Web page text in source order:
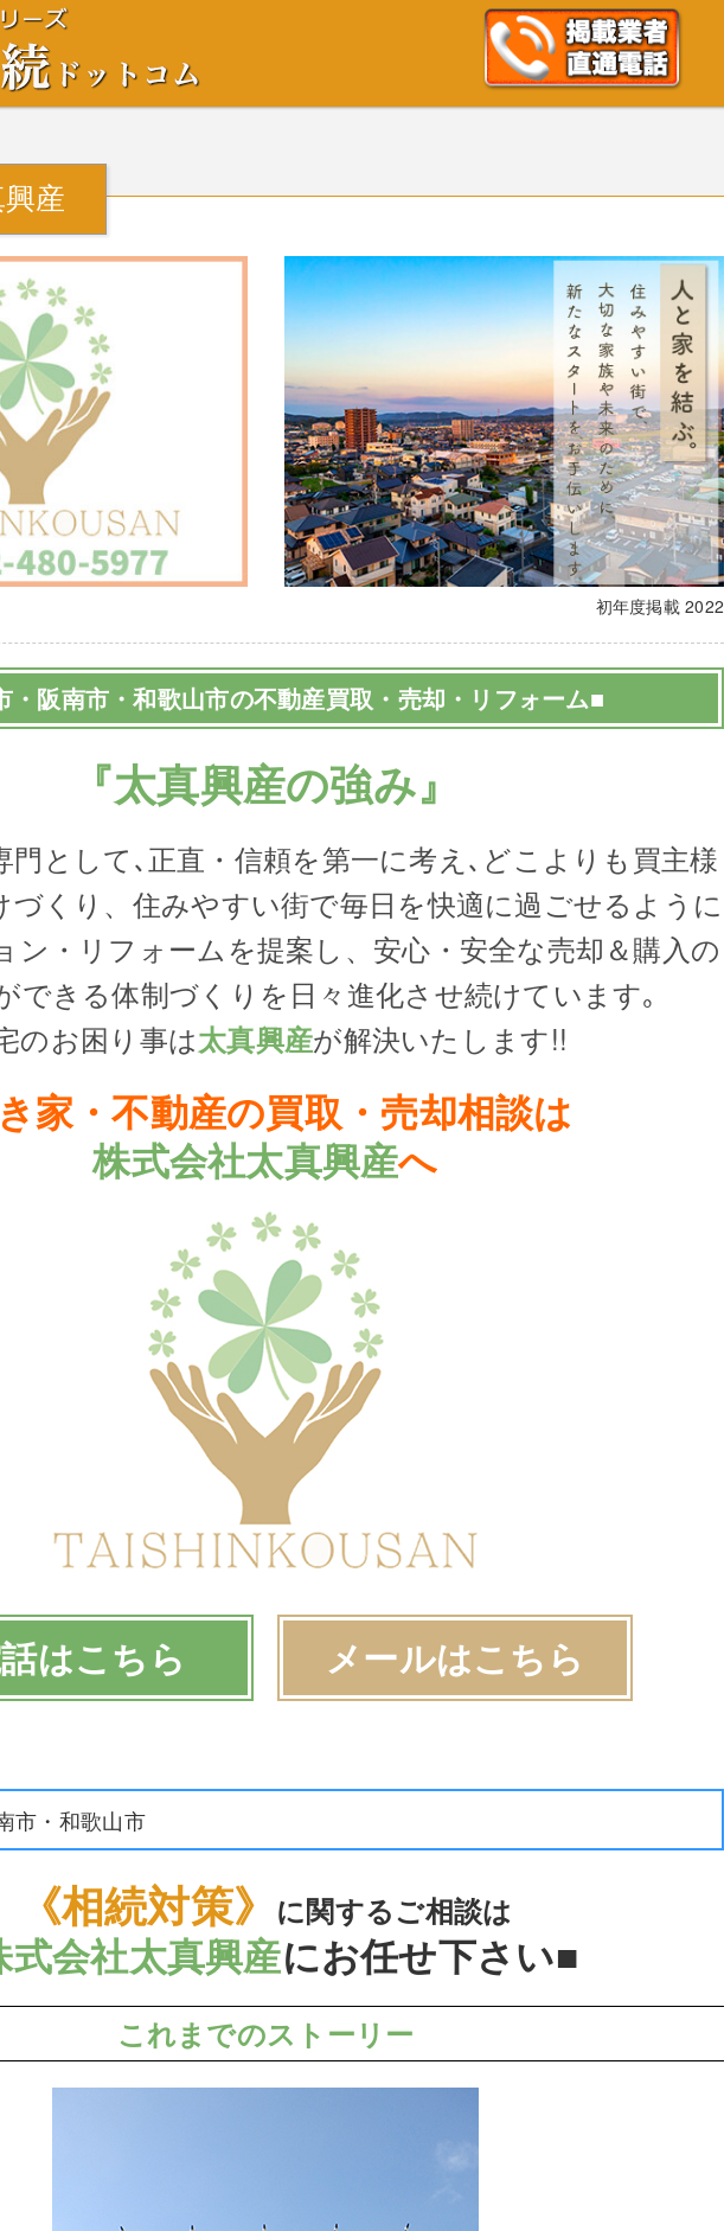
産
初年度掲載2022
・阪南市・和歌山市の不動産買取・売却・リフォーム■
『太真興産の強み』
門として､正直・信頼を第一に考え､どこよりも買主様
づくり、住みやすい街で毎日を快適に過ごせるように
ン・リフォームを提案し、安心・安全な売却＆購入の
できる体制づくりを日々進化させ続けています｡
のお困り事は太真興産が解決いたします!!
家・不動産の買取・売却相談は
株式会社太真興産へ
はこちら メールはこちら
市・和歌山市
《相続対策》 に関するご相談は
式会社太真興産にお任せ下さい■
これまでのストーリー